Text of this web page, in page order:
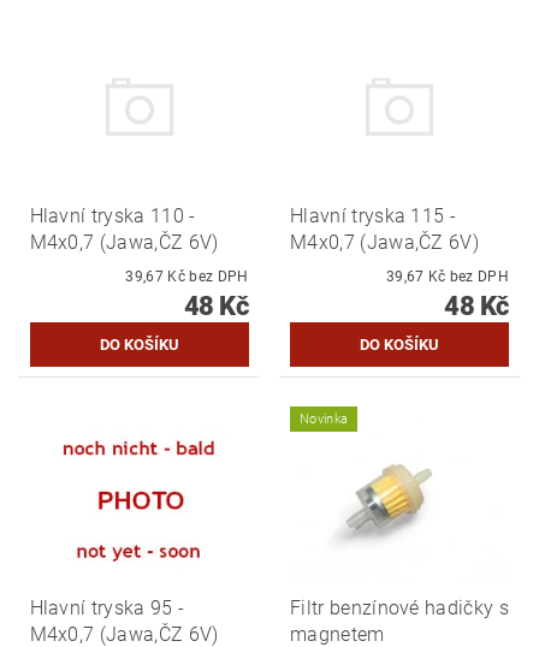
Hlavní tryska 110 -
M4x0,7 (Jawa,ČZ 6V)
39,67 Kč bez DPH
48 Kč
Hlavní tryska 115 -
M4x0,7 (Jawa,ČZ 6V)
39,67 Kč bez DPH
48 Kč
Hlavní tryska 95 -
M4x0,7 (Jawa,ČZ 6V)
Novinka
Filtr benzínové hadičky s
magnetem